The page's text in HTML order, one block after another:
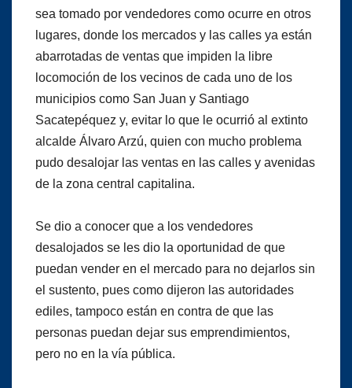
sea tomado por vendedores como ocurre en otros
lugares, donde los mercados y las calles ya están
abarrotadas de ventas que impiden la libre
locomoción de los vecinos de cada uno de los
municipios como San Juan y Santiago
Sacatepéquez y, evitar lo que le ocurrió al extinto
alcalde Álvaro Arzú, quien con mucho problema
pudo desalojar las ventas en las calles y avenidas
de la zona central capitalina.
Se dio a conocer que a los vendedores
desalojados se les dio la oportunidad de que
puedan vender en el mercado para no dejarlos sin
el sustento, pues como dijeron las autoridades
ediles, tampoco están en contra de que las
personas puedan dejar sus emprendimientos,
pero no en la vía pública.